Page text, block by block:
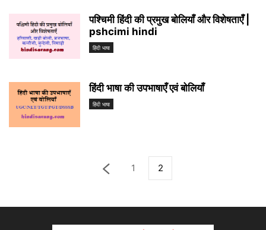
पश्चिमी हिंदी की प्रमुख बोलियाँ और विशेषताएँ |
pshcimi hindi
हिंदी भाषा
हिंदी भाषा की उपभाषाएँ एवं बोलियाँ
हिंदी भाषा
1 2